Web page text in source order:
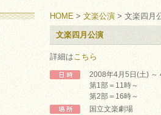
HOME > 文楽公演 > 文楽四月
文楽四月公演
詳細はこちら
2008年4月5日(土) ～
第1部＝11時～
第2部＝16時～
国立文楽劇場